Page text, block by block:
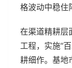
格波动中稳住
在渠道精耕层
工程，实施“
耕细作。基地